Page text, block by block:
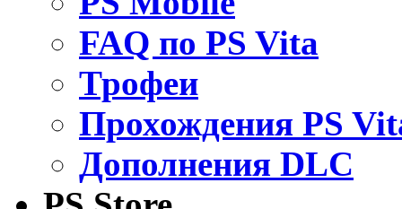
FAQ по PS Vita
Трофеи
Прохождения PS
Дополнения DLC